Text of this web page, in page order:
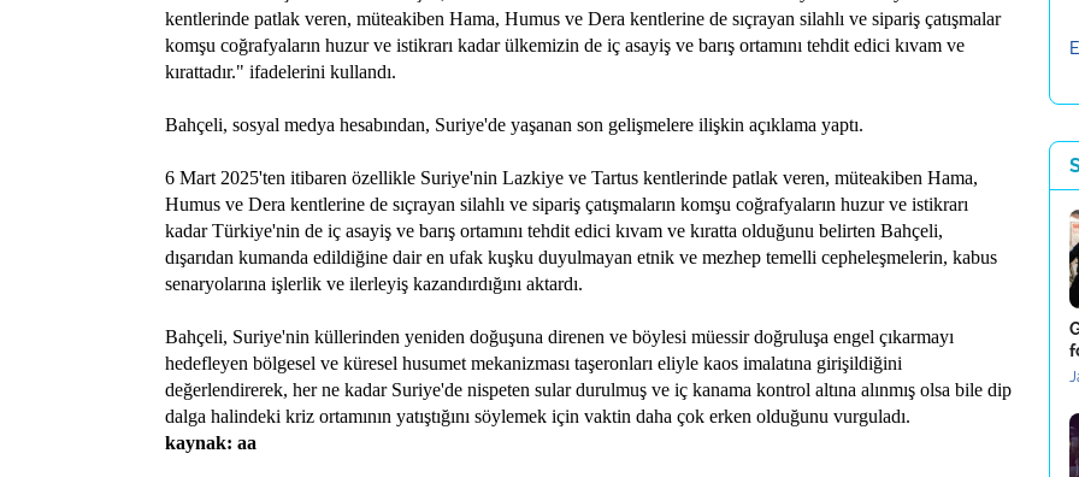
kentlerinde patlak veren, müteakiben Hama, Humus ve Dera kentlerine de sıçrayan silahlı ve sipariş çatışmalar
komşu coğrafyaların huzur ve istikrarı kadar ülkemizin de iç asayiş ve barış ortamını tehdit edici kıvam ve
kırattadır." ifadelerini kullandı.
Bahçeli, sosyal medya hesabından, Suriye'de yaşanan son gelişmelere ilişkin açıklama yaptı.
6 Mart 2025'ten itibaren özellikle Suriye'nin Lazkiye ve Tartus kentlerinde patlak veren, müteakiben Hama,
Humus ve Dera kentlerine de sıçrayan silahlı ve sipariş çatışmaların komşu coğrafyaların huzur ve istikrarı
kadar Türkiye'nin de iç asayiş ve barış ortamını tehdit edici kıvam ve kıratta olduğunu belirten Bahçeli,
dışarıdan kumanda edildiğine dair en ufak kuşku duyulmayan etnik ve mezhep temelli cepheleşmelerin, kabus
senaryolarına işlerlik ve ilerleyiş kazandırdığını aktardı.
Bahçeli, Suriye'nin küllerinden yeniden doğuşuna direnen ve böylesi müessir doğruluşa engel çıkarmayı
hedefleyen bölgesel ve küresel husumet mekanizması taşeronları eliyle kaos imalatına girişildiğini
değerlendirerek, her ne kadar Suriye'de nispeten sular durulmuş ve iç kanama kontrol altına alınmış olsa bile dip
dalga halindeki kriz ortamının yatıştığını söylemek için vaktin daha çok erken olduğunu vurguladı.
kaynak: aa